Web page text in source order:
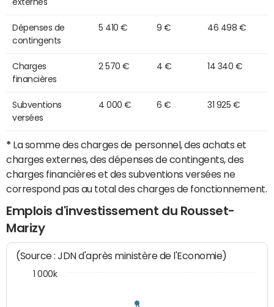
externes
Dépenses de
contingents
5 410 € 9 € 46 498 €
Charges
financières
2 570 € 4 € 14 340 €
Subventions
versées
4 000 € 6 € 31 925 €
* La somme des charges de personnel, des achats et
charges externes, des dépenses de contingents, des
charges financières et des subventions versées ne
correspond pas au total des charges de fonctionnement.
Emplois d'investissement du Rousset-
Marizy
(Source : JDN d'après ministère de l'Economie)
1 000k